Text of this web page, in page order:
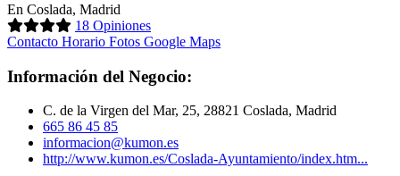
En Coslada, Madrid
18 Opiniones
Contacto Horario Fotos Google Maps
Información del Negocio:
C. de la Virgen del Mar, 25, 28821 Coslada, Madrid
665 86 45 85
informacion@kumon.es
http://www.kumon.es/Coslada-Ayuntamiento/index.htm...